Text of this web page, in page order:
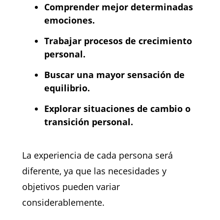
Comprender mejor determinadas
emociones.
Trabajar procesos de crecimiento
personal.
Buscar una mayor sensación de
equilibrio.
Explorar situaciones de cambio o
transición personal.
La experiencia de cada persona será
diferente, ya que las necesidades y
objetivos pueden variar
considerablemente.